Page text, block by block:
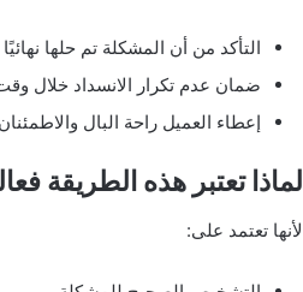
التأكد من أن المشكلة تم حلها نهائيًا
ضمان عدم تكرار الانسداد خلال
إعطاء العميل راحة البال والاطمئنان
لماذا تعتبر هذه الطريقة
لأنها تعتمد على: